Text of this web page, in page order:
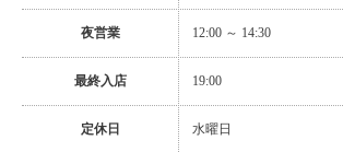
夜営業 12:00 ～ 14:30
最終入店 19:00
定休日 水曜日